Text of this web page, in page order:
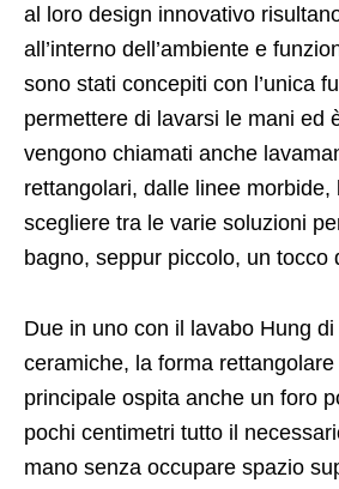
al loro design innovativo
all’interno dell’ambiente e
sono stati concepiti con l’unica
permettere di lavarsi le mani ed
vengono chiamati anche
rettangolari, dalle linee morbide,
scegliere tra le varie soluzioni
bagno, seppur piccolo, un tocco
Due in uno con il lavabo Hung
ceramiche, la forma
principale ospita anche un foro
pochi centimetri tutto il
mano senza occupare spazio